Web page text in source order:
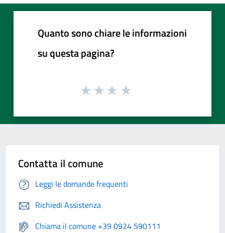
Quanto sono chiare le informazioni
su questa pagina?
Contatta il comune
Leggi le domande frequenti
Richiedi Assistenza
Chiama il comune +39 0924 590111